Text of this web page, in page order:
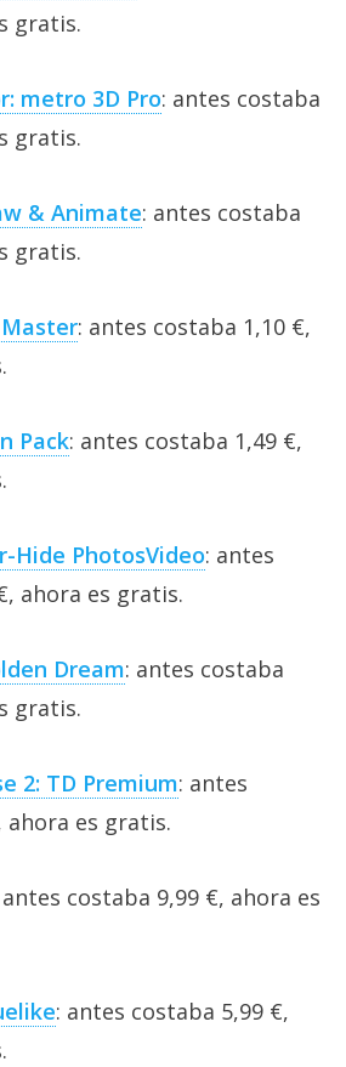
gratis.
metro 3D Pro: antes costaba
gratis.
& Animate: antes costaba
gratis.
: antes costaba 1,10 €,
Pack: antes costaba 1,49 €,
Hide PhotosVideo: antes
ahora es gratis.
Dream: antes costaba
gratis.
2: TD Premium: antes
ahora es gratis.
antes costaba 9,99 €, ahora es
: antes costaba 5,99 €,